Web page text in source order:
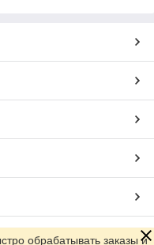
Prom.uaобрабатывать заказы и